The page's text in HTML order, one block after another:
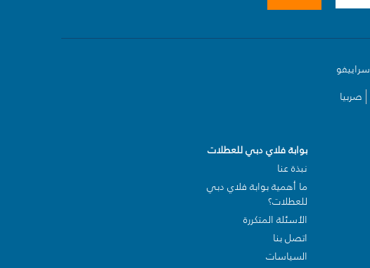
سراييفو
صربيا
بوابة فلاي دبي للعطلات
نبذة عنا
ما أهمية بوابة فلاي دبي
للعطلات؟
الأسئلة المتكررة
اتصل بنا
السياسات